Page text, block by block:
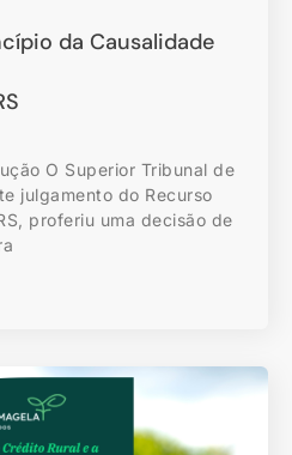
da Causalidade
O Superior Tribunal de
julgamento do Recurso
proferiu uma decisão de